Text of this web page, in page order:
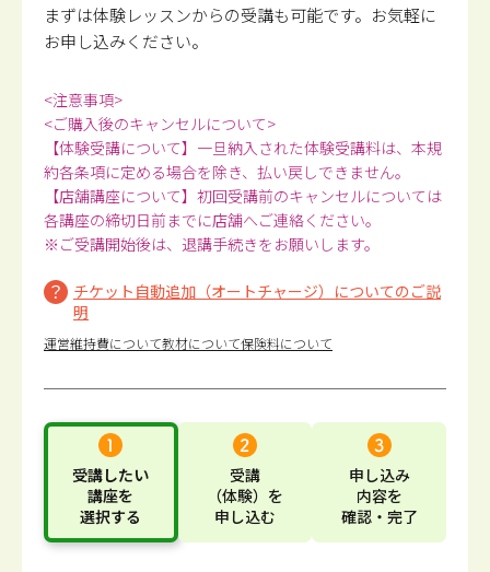
まずは体験レッスンからの受講も可能です。 お気軽に
お申し込みください。
<注意事項>
<ご購入後のキャンセルについて>
【体験受講について】一旦納入された体験受講料は、本規
約各条項に定める場合を除き、払い戻しできません。
【店舗講座について】初回受講前のキャンセルについては
各講座の締切日前までに店舗へご連絡ください。
※ご受講開始後は、退講手続きをお願いします。
チケット自動追加（オートチャージ）についてのご説
明
運営維持費について教材について保険料について
受講したい
講座を
選択する
受講
（体験） を
申し込む
申し込み
内容を
確認・完了